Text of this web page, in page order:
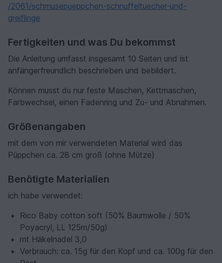
/2061/schmusepueppchen-schnuffeltuecher-und-
greiflinge
Fertigkeiten und was Du bekommst
Die Anleitung umfasst insgesamt 10 Seiten und ist
anfängerfreundlich beschrieben und bebildert.
Können musst du nur feste Maschen, Kettmaschen,
Farbwechsel, einen Fadenring und Zu- und Abnahmen.
Größenangaben
mit dem von mir verwendeten Material wird das
Püppchen ca. 28 cm groß (ohne Mütze)
Benötigte Materialien
ich habe verwendet:
Rico Baby cotton soft (50% Baumwolle / 50%
Poyacryl, LL 125m/50g)
mt Häkelnadel 3,0
Verbrauch: ca. 15g für den Kopf und ca. 100g für den